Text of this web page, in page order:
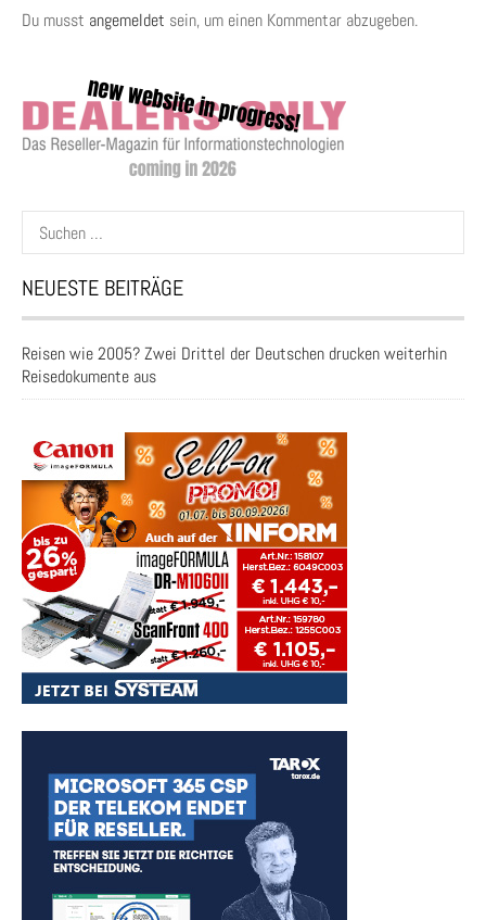
Du musst angemeldet sein, um einen Kommentar abzugeben.
Suchen
nach:
NEUESTE BEITRÄGE
Reisen wie 2005? Zwei Drittel der Deutschen drucken weiterhin
Reisedokumente aus